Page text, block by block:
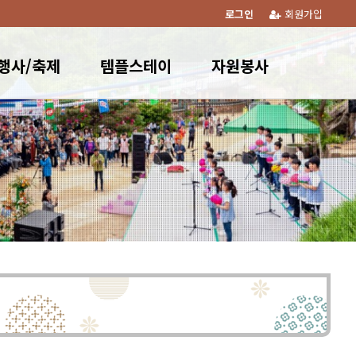
회원가입
로그인
사/축제 템플스테이 자원봉사